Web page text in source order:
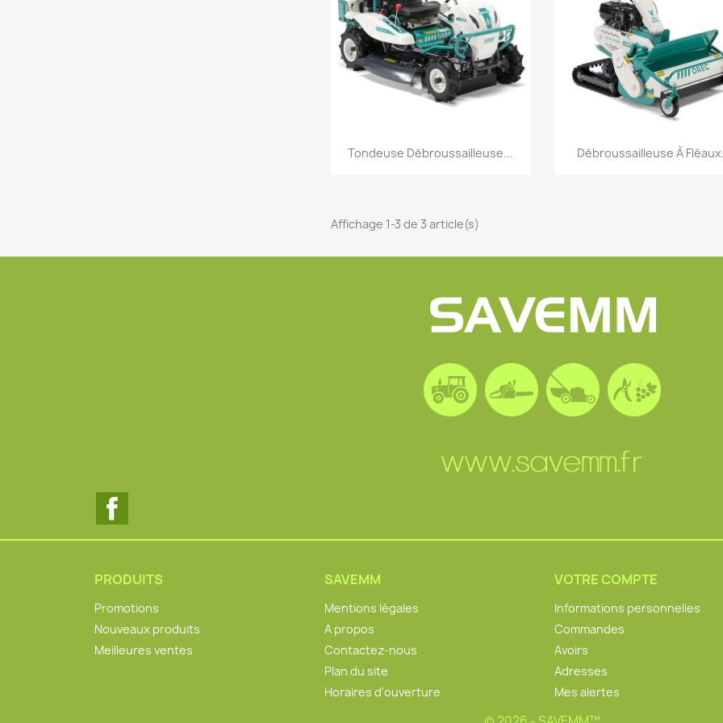
add_circle_outline Créer une nouvelle liste
Annuler Créer une liste d'envies
((cancelText)) ((modalDeleteText))
Annuler Connexion
Aperçu rapide
Tondeuse Débroussailleuse... Aperçu rapide
Débroussailleuse À
Affichage 1-3 de 3 article(s)
PRODUITS
Promotions
Nouveaux produits
Meilleures ventes
SAVEMM
Mentions légales
A propos
Contactez-nous
Plan du site
Horaires d'ouverture
VOTRE COMPTE
Informations personnelles
Commandes
Avoirs
Adresses
Mes alertes